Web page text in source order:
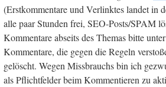
(Erstkommentare und Verlinktes landet in
alle paar Stunden frei, SEO-Posts/SPAM
Kommentare abseits des Themas bitte unter
Kommentare, die gegen die Regeln
gelöscht. Wegen Missbrauchs bin ich
als Pflichtfelder beim Kommentieren zu